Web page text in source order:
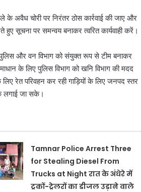
अवैध चोरी पर निरंतर ठोस कार्रवाई की जाए और
सूचना पर समन्वय बनाकर त्वरित कार्यवाही करें।
और वन विभाग को संयुक्त रूप से टीम बनाकर
के लिए पुलिस विभाग को खनि विभाग की मदद
रेत परिवहन कर रही गाड़ियों के लिए जनपद स्तर
लगाई जा सके।
Tamnar Police Arrest Three
for Stealing Diesel From
Trucks at Night रात के अंधेरे में
ट्रकों-ट्रेलरों का डीजल उड़ाने वाले